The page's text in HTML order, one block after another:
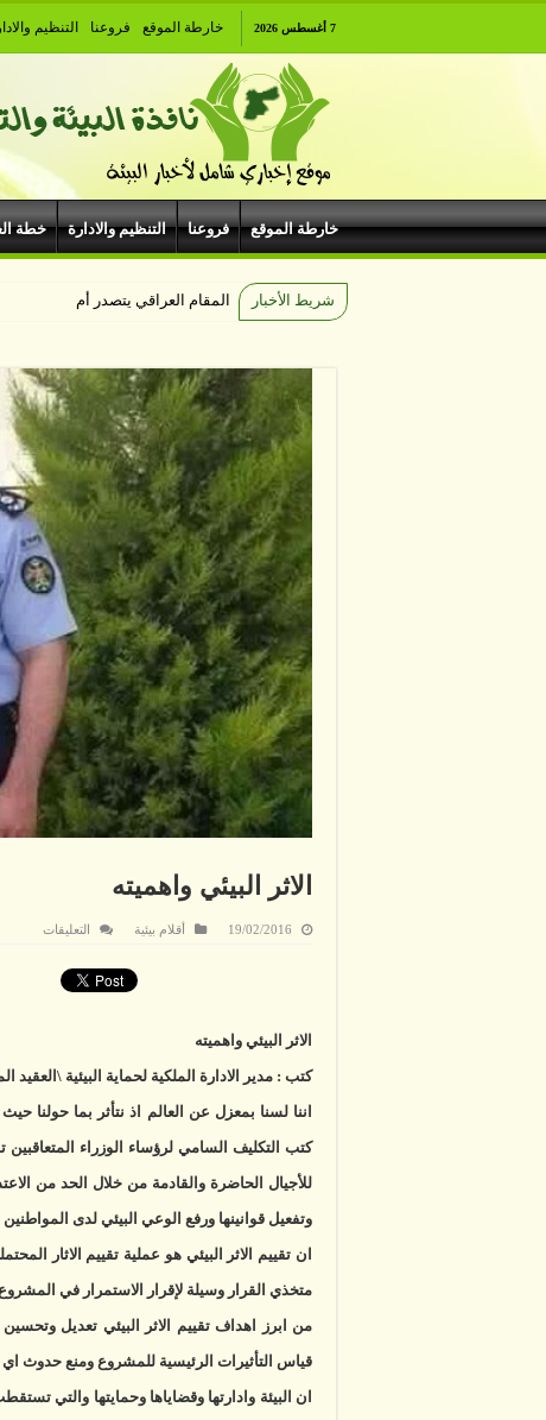
7 أغسطس 2026 خارطة الموقع فروعنا التنظيم
خارطة الموقع فروعنا التنظيم والادارة خطة
شريط الأخبار المقام العراقي يتصدر أمسيات
الاثر البيئي واهميته
19/02/2016 أقلام بيئية التعليقات
الاثر البيئي واهميته
كتب : مدير الادارة الملكية لحماية البيئية
اننا لسنا بمعزل عن العالم اذ نتأثر بما حولنا
كتب التكليف السامي لرؤساء الوزراء المتعاقبين
للأجيال الحاضرة والقادمة من خلال الحد من
وتفعيل قوانينها ورفع الوعي البيئي لدى المواطنين
ان تقييم الاثر البيئي هو عملية تقييم الاثار
متخذي القرار وسيلة لإقرار الاستمرار في المشروع
من ابرز اهداف تقييم الاثر البيئي تعديل
قياس التأثيرات الرئيسية للمشروع ومنع حدوث اي
ان البيئة وادارتها وقضاياها وحمايتها والتي